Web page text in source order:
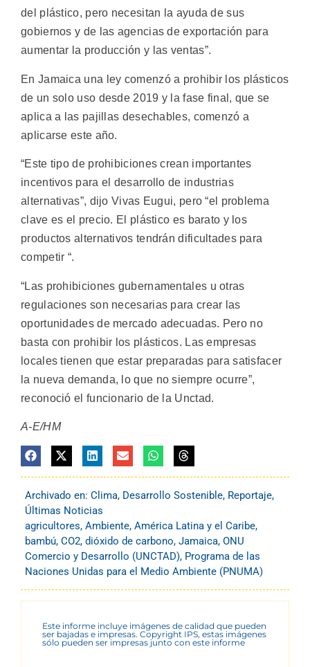
del plástico, pero necesitan la ayuda de sus
gobiernos y de las agencias de exportación para
aumentar la producción y las ventas”.
En Jamaica una ley comenzó a prohibir los plásticos
de un solo uso desde 2019 y la fase final, que se
aplica a las pajillas desechables, comenzó a
aplicarse este año.
“Este tipo de prohibiciones crean importantes
incentivos para el desarrollo de industrias
alternativas”, dijo Vivas Eugui, pero “el problema
clave es el precio. El plástico es barato y los
productos alternativos tendrán dificultades para
competir “.
“Las prohibiciones gubernamentales u otras
regulaciones son necesarias para crear las
oportunidades de mercado adecuadas. Pero no
basta con prohibir los plásticos. Las empresas
locales tienen que estar preparadas para satisfacer
la nueva demanda, lo que no siempre ocurre”,
reconoció el funcionario de la Unctad.
A-E/HM
Archivado en: Clima, Desarrollo Sostenible, Reportaje,
Últimas Noticias
agricultores, Ambiente, América Latina y el Caribe,
bambú, CO2, dióxido de carbono, Jamaica, ONU
Comercio y Desarrollo (UNCTAD), Programa de las
Naciones Unidas para el Medio Ambiente (PNUMA)
Este informe incluye imágenes de calidad que pueden
ser bajadas e impresas. Copyright IPS, estas imágenes
sólo pueden ser impresas junto con este informe